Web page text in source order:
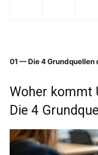
01 — Die 4
Woher kommt
Die 4